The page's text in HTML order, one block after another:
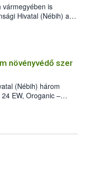
vármegyében is
Hivatal (Nébih) a
jelenlétét. A
meg, de már fertőzött
a szlovák
érdekében.
növényvédő szer
(Nébih) három
EW, Oroganic –
követően,
elleni további
termesztésben is